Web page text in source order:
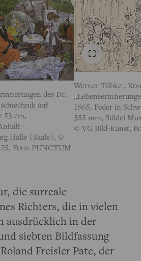
des Dr.
auf
53 cm,
–
Halle (Saale), ©
Foto: PUNCTUM
Werner Tübke ,
1965, Feder in
355 mm, Städel
© VG Bild-Kunst,
die surreale
Richters, die in vielen
ausdrücklich in der
siebten Bildfassung
Freisler Pate, der